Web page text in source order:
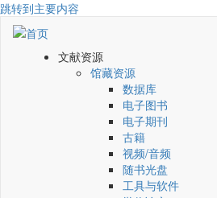
跳转到主要内容
文献资源
馆藏资源
数据库
电子图书
电子期刊
古籍
视频/音频
随书光盘
工具与软件